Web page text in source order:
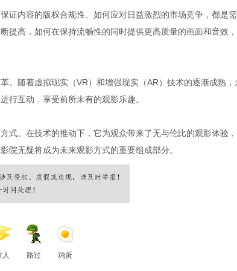
证内容的版权合规性、如何应对日益激烈的市场竞争，都是
提高，如何在保持流畅性的同时提供更高质量的画面和音效
。随着虚拟现实（VR）和增强现实（AR）技术的逐渐成熟，
行互动，享受前所未有的观影乐趣。
式。在技术的推动下，它为观众带来了无与伦比的观影体验
院无疑将成为未来观影方式的重要组成部分。
人 路过 鸡蛋